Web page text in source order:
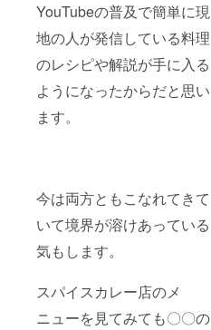
YouTubeの普及で簡単に現
地の人が発信している料理
のレシピや解説が手に入る
ようになったからだと思い
ます。
今は両方ともこなれてきて
いて境界が溶けあっている
気もします。
スパイスカレー店のメ
ニューを見てみても〇〇の